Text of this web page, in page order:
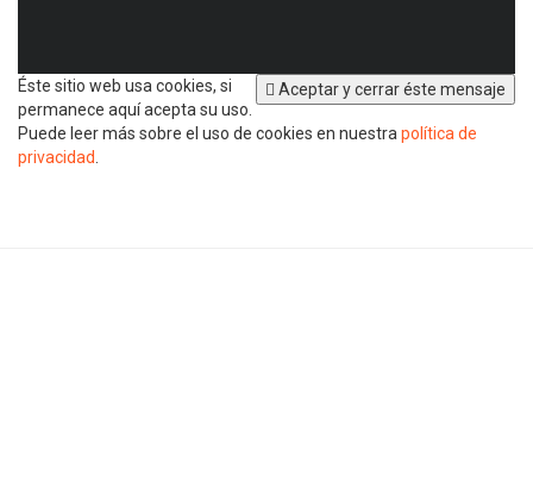
Aceptar y cerrar éste mensaje
Éste sitio web usa cookies, si
permanece aquí acepta su uso.
Puede leer más sobre el uso de cookies en nuestrapolítica de
privacidad.